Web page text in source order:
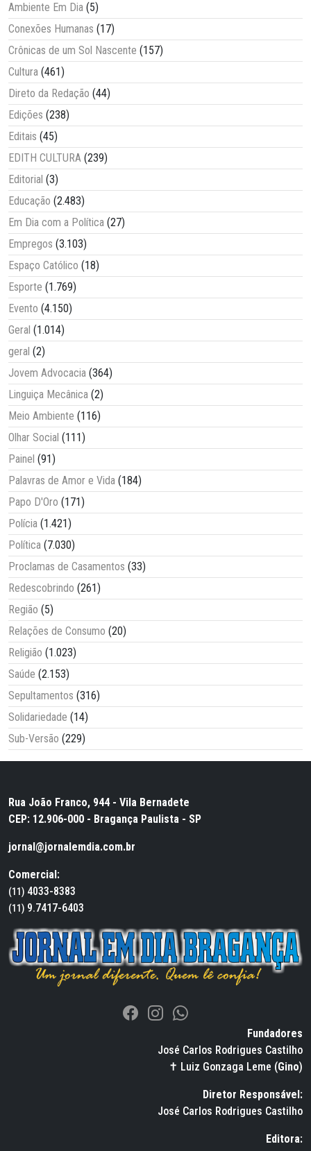
Ambiente Em Dia (5)
Conexões Humanas (17)
Crônicas de um Sol Nascente (157)
Cultura (461)
Direto da Redação (44)
Edições (238)
Editais (45)
EDITH CULTURA (239)
Editorial (3)
Educação (2.483)
Em Dia com a Política (27)
Empregos (3.103)
Espaço Católico (18)
Esporte (1.769)
Evento (4.150)
Geral (1.014)
geral (2)
Jovem Advocacia (364)
Linguiça Mecânica (2)
Meio Ambiente (116)
Olhar Social (111)
Painel (91)
Palavras de Amor e Vida (184)
Papo D'Oro (171)
Polícia (1.421)
Política (7.030)
Proclamas de Casamentos (33)
Redescobrindo (261)
Região (5)
Relações de Consumo (20)
Religião (1.023)
Saúde (2.153)
Sepultamentos (316)
Solidariedade (14)
Sub-Versão (229)
Rua João Franco, 944 - Vila Bernadete
CEP: 12.906-000 - Bragança Paulista - SP
jornal@jornalemdia.com.br
Comercial:
(11) 4033-8383
(11) 9.7417-6403
Fundadores
José Carlos Rodrigues Castilho
✝ Luiz Gonzaga Leme (Gino)
Diretor Responsável:
José Carlos Rodrigues Castilho
Editora: